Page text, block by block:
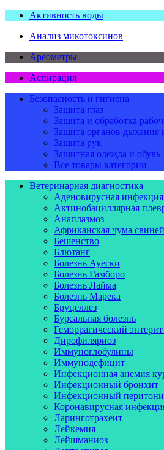
Активность воды
Анализ микотоксинов
Ареометры
Аспирация
Безопасность и гигиена
Защита глаз
Защита и обработка
Защита органов дыхания
Защита рук
Защитная одежда и обувь
Все товары категории
Ветеринарная диагностика
Аденовирусная инфекция
Актинобациллярная
Анаплазмоз
Африканская чума свиней
Бешенство
Блютанг
Болезнь Ауески
Болезнь Гамборо
Болезнь Лайма
Болезнь Марека
Бруцеллез
Бурсальная болезнь
Геморрагический
Дирофиляриоз
Иммуноглобулины
Иммунодефицит
Инфекционная анемия
Инфекционный бронхит
Инфекционный
Коронавирусная
Ларинготрахеит
Лейкемия
Лейшманиоз